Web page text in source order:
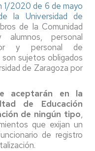
1/2020 de 6 de mayo
la Universidad de
de la Comunidad
alumnos, personal
y personal de
sujetos obligados
de Zaragoza por
aceptarán en la
de Educación
de ningún tipo,
que exijan un
de registro